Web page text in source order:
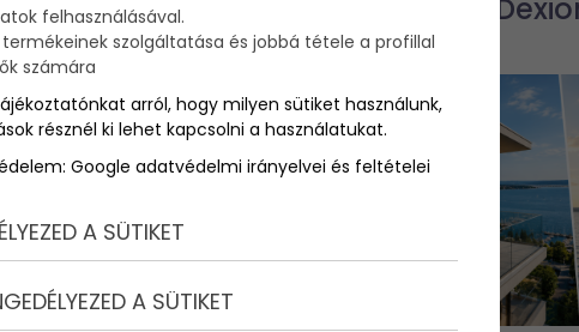
újra
felhasználásával.
termékeinek szolgáltatása és jobbá tétele a profillal
számára
arról, hogy milyen sütiket használunk,
résznél ki lehet kapcsolni a használatukat.
Google adatvédelmi irányelvei és feltételei
A SÜTIKET
A SÜTIKET